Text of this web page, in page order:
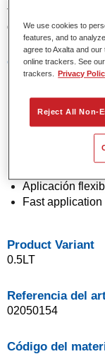
tanto en las
desafiantes.
Características
Colores sólidos
Excepcional
Excelente
Excelentes
Aplicación
Fast
Product Variant
0.5LT
Referencia del
02050154
Código del
We use cookies to
features, and to
agree to Axalta and
online trackers. See
trackers.
Privacy
Reject All Non-